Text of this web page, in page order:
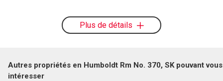
Plus de détails
Autres propriétés en Humboldt Rm No. 370, SK pouvant vous
intéresser